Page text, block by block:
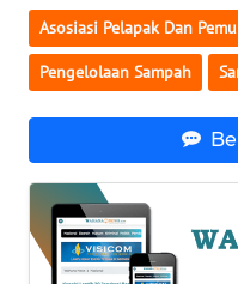
Asosiasi Pelapak Dan
Pengelolaan Sampah
WN
PAPUA
WN
RIAU